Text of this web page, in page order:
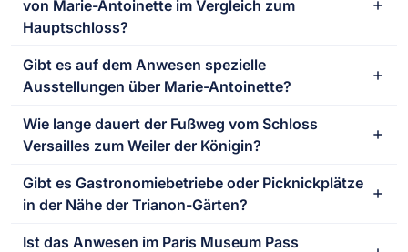
von Marie-Antoinette im Vergleich zum
Hauptschloss?
Gibt es auf dem Anwesen spezielle
Ausstellungen über Marie-Antoinette?
Wie lange dauert der Fußweg vom Schloss
Versailles zum Weiler der Königin?
Gibt es Gastronomiebetriebe oder Picknickplätze
in der Nähe der Trianon-Gärten?
Ist das Anwesen im Paris Museum Pass